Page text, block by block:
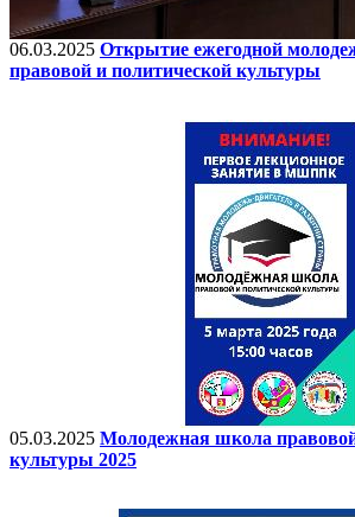
06.03.2025 Открытие ежегодной
правовой и политической культуры
05.03.2025 Молодежная школа
культуры 2025